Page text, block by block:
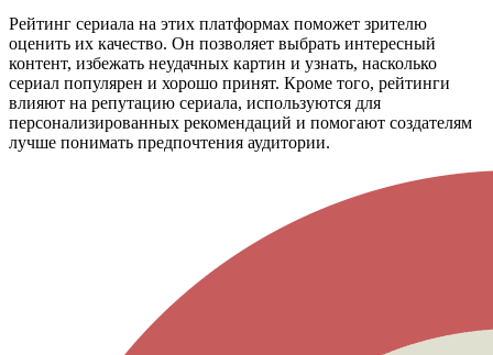
Рейтинг сериала на этих платформах поможет зрителю
оценить их качество. Он позволяет выбрать интересный
контент, избежать неудачных картин и узнать, насколько
сериал популярен и хорошо принят. Кроме того, рейтинги
влияют на репутацию сериала, используются для
персонализированных рекомендаций и помогают создателям
лучше понимать предпочтения аудитории.